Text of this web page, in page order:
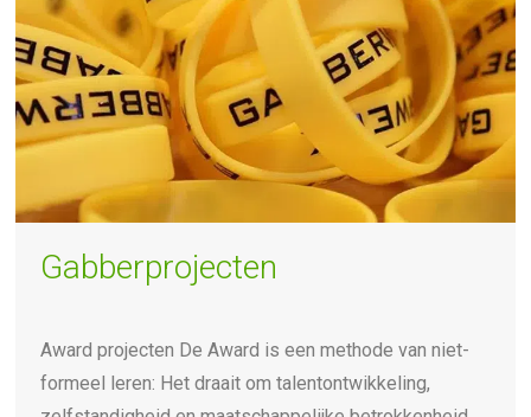
Gabberprojecten
Award projecten De Award is een methode van niet-
formeel leren: Het draait om talentontwikkeling,